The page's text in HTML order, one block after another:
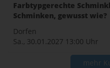
Farbtypgerechte
Schminken, gewusst wie?
Dorfen
Sa., 30.01.2027 13:00 Uhr
mehr